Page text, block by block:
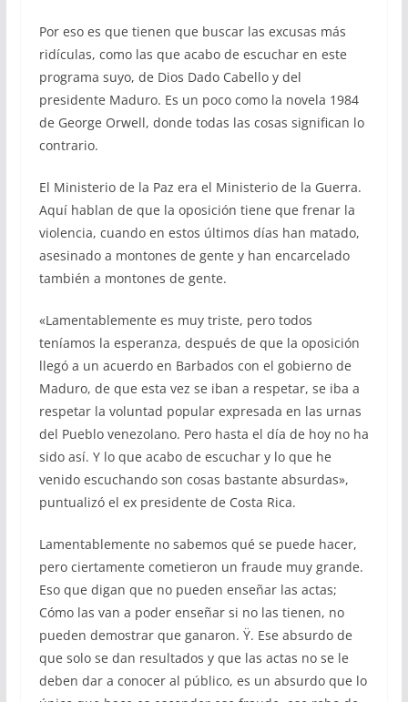
Por eso es que tienen que buscar las excusas más
ridículas, como las que acabo de escuchar en este
programa suyo, de Dios Dado Cabello y del
presidente Maduro. Es un poco como la novela 1984
de George Orwell, donde todas las cosas significan lo
contrario.
El Ministerio de la Paz era el Ministerio de la Guerra.
Aquí hablan de que la oposición tiene que frenar la
violencia, cuando en estos últimos días han matado,
asesinado a montones de gente y han encarcelado
también a montones de gente.
«Lamentablemente es muy triste, pero todos
teníamos la esperanza, después de que la oposición
llegó a un acuerdo en Barbados con el gobierno de
Maduro, de que esta vez se iban a respetar, se iba a
respetar la voluntad popular expresada en las urnas
del Pueblo venezolano. Pero hasta el día de hoy no ha
sido así. Y lo que acabo de escuchar y lo que he
venido escuchando son cosas bastante absurdas»,
puntualizó el ex presidente de Costa Rica.
Lamentablemente no sabemos qué se puede hacer,
pero ciertamente cometieron un fraude muy grande.
Eso que digan que no pueden enseñar las actas;
Cómo las van a poder enseñar si no las tienen, no
pueden demostrar que ganaron. Ÿ. Ese absurdo de
que solo se dan resultados y que las actas no se le
deben dar a conocer al público, es un absurdo que lo